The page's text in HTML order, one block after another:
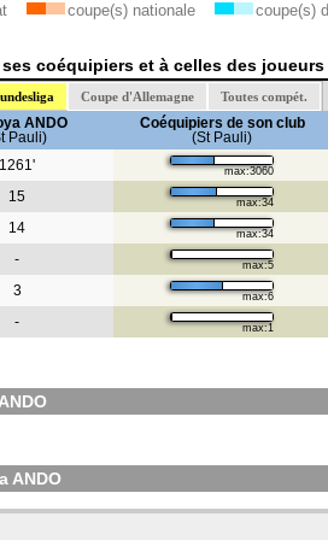
coupe(s) nationale coupe(s)
coéquipiers et à celles des
Coupe d'Allemagne Toutes compét.
ANDO
Pauli)
Coéquipiers de son club
(St Pauli)
1261' max:3060
15 max:34
14 max:34
- max:5
3 max:6
- max:1
ANDO